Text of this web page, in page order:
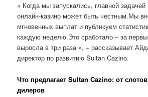
« Когда мы запускались, главной задачей
онлайн-казино может быть честным.Мы
мгновенных выплат и публикуем
каждую неделю.Это сработало – за
выросла в три раза », – рассказывает
директор по развитию Sultan Cazino.
Что предлагает Sultan Cazino: от
дилеров